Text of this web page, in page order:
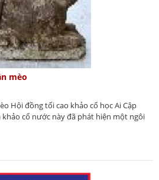
mèo
Hội đồng tối cao khảo cổ học Ai Cập
cổ nước này đã phát hiện một ngôi